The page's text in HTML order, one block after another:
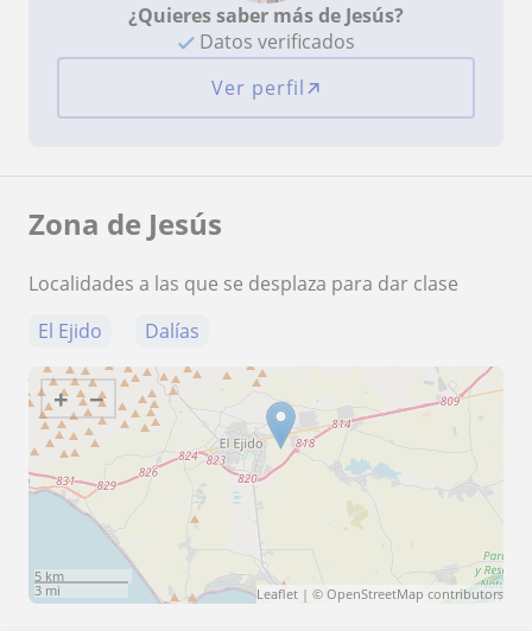
¿Quieres saber más de Jesús?
Datos verificados
Ver perfil
Zona de Jesús
Localidades a las que se desplaza para dar clase
El Ejido
Dalías
+ −
5 km
3 mi
Leaflet | © OpenStreetMap contributors